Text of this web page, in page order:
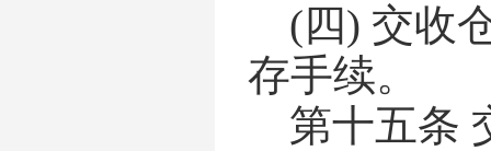
(四) 交收
存手续。
第十五条